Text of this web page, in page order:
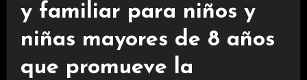
y familiar para niños y
niñas mayores de 8 años
que promueve la